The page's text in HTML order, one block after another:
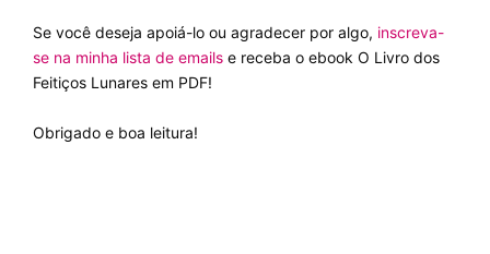
Se você deseja apoiá-lo ou agradecer por algo, inscreva-
se na minha lista de emails e receba o ebook O Livro dos
Feitiços Lunares em PDF!
Obrigado e boa leitura!